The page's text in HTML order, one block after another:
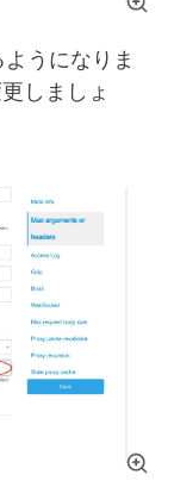
うになりま
しましょ